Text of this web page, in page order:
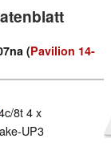
(Pavilion 14-
8t 4 x
UP3